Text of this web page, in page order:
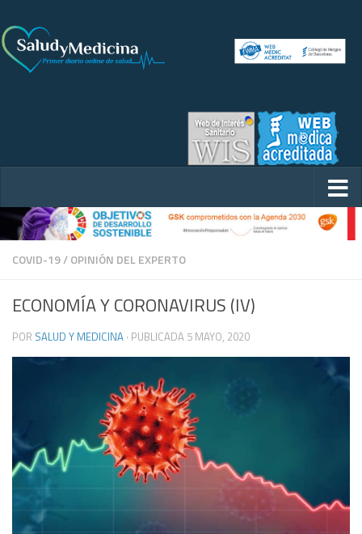
COVID-19/OPINIÓN DEL EXPERTO
ECONOMÍA Y CORONAVIRUS (IV)
POR SALUD Y MEDICINA · PUBLICADA 5 MAYO, 2020